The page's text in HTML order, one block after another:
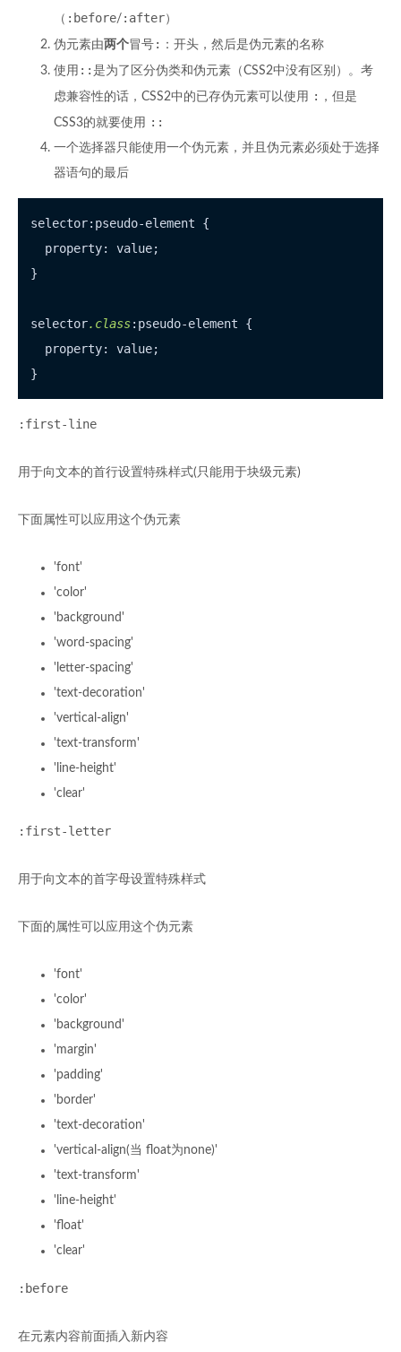
（ :before/ :after）
伪元素由两个冒号 :： 开头，然后是伪元素的名称
使用 :: 是为了区分伪类和伪元素（CSS2中没有区别）。考
虑兼容性的话，CSS2中的已存伪元素可以使用 : ，但是
CSS3的就要使用 ::
一个选择器只能使用一个伪元素，并且伪元素必须处于选择
器语句的最后
selector:pseudo-element {
  property: value;
}
selector.class:pseudo-element {
  property: value;
:first-line
用于向文本的首行设置特殊样式(只能用于块级元素)
下面属性可以应用这个伪元素
'font'
'color'
'background'
'word-spacing'
'letter-spacing'
'text-decoration'
'vertical-align'
'text-transform'
'line-height'
'clear'
:first-letter
用于向文本的首字母设置特殊样式
下面的属性可以应用这个伪元素
'font'
'color'
'background'
'margin'
'padding'
'border'
'text-decoration'
'vertical-align(当 float为none)'
'text-transform'
'line-height'
'float'
'clear'
:before
在元素内容前面插入新内容